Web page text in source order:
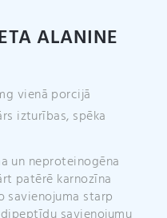
ALANINE
vienā porcijā
izturības, spēka
un neproteinogēna
patērē karnozīna
savienojuma starp